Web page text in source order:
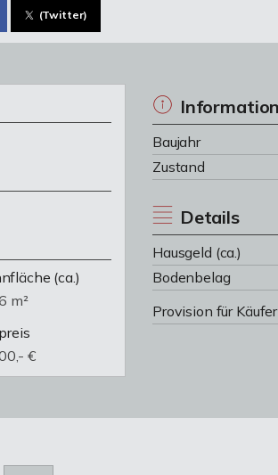
(Twitter)
(ca.)
m²
€
Baujahr
Zustand
Details
Hausgeld (ca.)
Bodenbelag
Provision für Käufer